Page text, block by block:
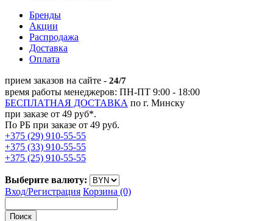
Бренды
Акции
Распродажа
Доставка
Оплата
прием заказов на сайте - 24/7
время работы менеджеров: ПН-ПТ 9:00 - 18:00
БЕСПЛАТНАЯ ДОСТАВКА по г. Минску
при заказе от 49 руб*.
По РБ при заказе от 49 руб.
+375 (29) 910-55-55
+375 (33) 910-55-55
+375 (25) 910-55-55
Выберите валюту:
Вход/Регистрация Корзина (0)
Поиск